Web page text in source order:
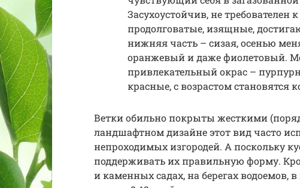
Засухоустойчив, не требователен
продолговатые, изящные,
нижняя часть – сизая, осенью
оранжевый и даже фиолетовый.
привлекательный окрас –
красные, с возрастом
Ветки обильно покрыты жесткими
ландшафтном дизайне этот вид часто
непроходимых изгородей. А поскольку
поддерживать их правильную форму.
и каменных садах, на берегах